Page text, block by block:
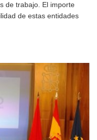
de trabajo. El importe
de estas entidades